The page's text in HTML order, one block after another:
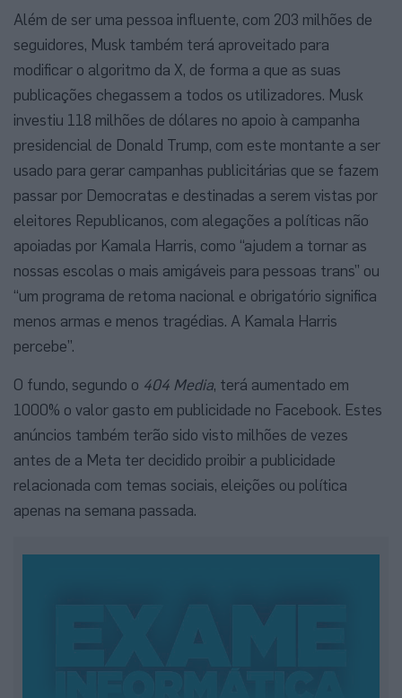
Além de ser uma pessoa influente, com 203 milhões de
seguidores, Musk também terá aproveitado para
modificar o algoritmo da X, de forma a que as suas
publicações chegassem a todos os utilizadores. Musk
investiu 118 milhões de dólares no apoio à campanha
presidencial de Donald Trump, com este montante a ser
usado para gerar campanhas publicitárias que se fazem
passar por Democratas e destinadas a serem vistas por
eleitores Republicanos, com alegações a políticas não
apoiadas por Kamala Harris, como “ajudem a tornar as
nossas escolas o mais amigáveis para pessoas trans” ou
“um programa de retoma nacional e obrigatório significa
menos armas e menos tragédias. A Kamala Harris
percebe”.
O fundo, segundo o 404 Media, terá aumentado em
1000% o valor gasto em publicidade no Facebook. Estes
anúncios também terão sido visto milhões de vezes
antes de a Meta ter decidido proibir a publicidade
relacionada com temas sociais, eleições ou política
apenas na semana passada.